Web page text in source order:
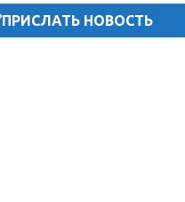
ПРИСЛАТЬ НОВОСТЬ